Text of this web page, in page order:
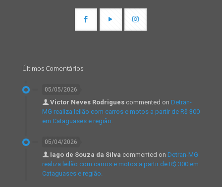
Últimos Comentários
05/05/2026
Victor Neves Rodrigues commented on Detran-
MG realiza leilão com carros e motos a partir de R$ 300
em Cataguases e região.
05/04/2026
Iago de Souza da Silva commented on Detran-MG
realiza leilão com carros e motos a partir de R$ 300 em
Cataguases e região.